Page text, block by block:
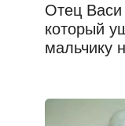
Отец Васи
который
мальчику